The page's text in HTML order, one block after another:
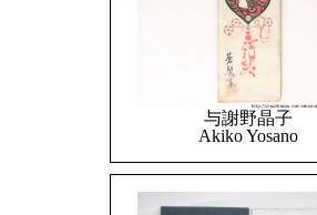
与謝野晶子
Akiko Yosano